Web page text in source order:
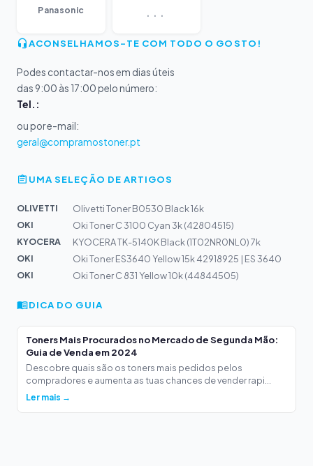
Panasonic ...
ACONSELHAMOS-TE COM TODO O GOSTO!
Podes contactar-nos em dias úteis
das 9:00 às 17:00 pelo número:
Tel.:
ou por e-mail:
geral@compramostoner.pt
UMA SELEÇÃO DE ARTIGOS
OLIVETTI
Olivetti Toner B0530 Black 16k
OKI
Oki Toner C 3100 Cyan 3k (42804515)
KYOCERA
KYOCERA TK-5140K Black (1T02NR0NL0) 7k
OKI
Oki Toner ES3640 Yellow 15k 42918925 | ES 3640
OKI
Oki Toner C 831 Yellow 10k (44844505)
DICA DO GUIA
Toners Mais Procurados no Mercado de Segunda Mão:
Guia de Venda em 2024
Descobre quais são os toners mais pedidos pelos
compradores e aumenta as tuas chances de vender rapi...
Ler mais →